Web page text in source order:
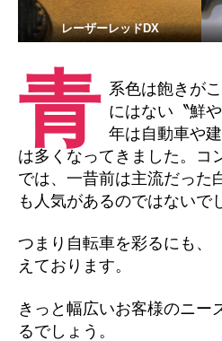
レーザーレッドDX
青 系色は飽きが
にはない〝鮮
年は自動車や
は多くなってきました。コ
では、一昔前は主流だった
も人気があるのではないで
つまり自転車を彩るにも、
えております。
きっと幅広いお客様のニー
るでしょう。